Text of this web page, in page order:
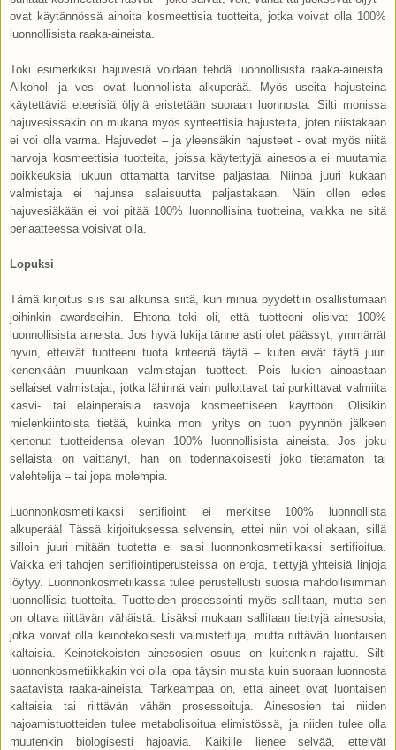
ovat käytännössä ainoita kosmeettisia tuotteita, jotka voivat olla 100%
luonnollisista raaka-aineista.
Toki esimerkiksi hajuvesiä voidaan tehdä luonnollisista raaka-aineista.
Alkoholi ja vesi ovat luonnollista alkuperää. Myös useita hajusteina
käytettäviä eteerisiä öljyjä eristetään suoraan luonnosta. Silti monissa
hajuvesissäkin on mukana myös synteettisiä hajusteita, joten niistäkään
ei voi olla varma. Hajuvedet – ja yleensäkin hajusteet - ovat myös niitä
harvoja kosmeettisia tuotteita, joissa käytettyjä ainesosia ei muutamia
poikkeuksia lukuun ottamatta tarvitse paljastaa. Niinpä juuri kukaan
valmistaja ei hajunsa salaisuutta paljastakaan. Näin ollen edes
hajuvesiäkään ei voi pitää 100% luonnollisina tuotteina, vaikka ne sitä
periaatteessa voisivat olla.
Lopuksi
Tämä kirjoitus siis sai alkunsa siitä, kun minua pyydettiin osallistumaan
joihinkin awardseihin. Ehtona toki oli, että tuotteeni olisivat 100%
luonnollisista aineista. Jos hyvä lukija tänne asti olet päässyt, ymmärrät
hyvin, etteivät tuotteeni tuota kriteeriä täytä – kuten eivät täytä juuri
kenenkään muunkaan valmistajan tuotteet. Pois lukien ainoastaan
sellaiset valmistajat, jotka lähinnä vain pullottavat tai purkittavat valmiita
kasvi- tai eläinperäisiä rasvoja kosmeettiseen käyttöön. Olisikin
mielenkiintoista tietää, kuinka moni yritys on tuon pyynnön jälkeen
kertonut tuotteidensa olevan 100% luonnollisista aineista. Jos joku
sellaista on väittänyt, hän on todennäköisesti joko tietämätön tai
valehtelija – tai jopa molempia.
Luonnonkosmetiikaksi sertifiointi ei merkitse 100% luonnollista
alkuperää! Tässä kirjoituksessa selvensin, ettei niin voi ollakaan, sillä
silloin juuri mitään tuotetta ei saisi luonnonkosmetiikaksi sertifioitua.
Vaikka eri tahojen sertifiointiperusteissa on eroja, tiettyjä yhteisiä linjoja
löytyy. Luonnonkosmetiikassa tulee perustellusti suosia mahdollisimman
luonnollisia tuotteita. Tuotteiden prosessointi myös sallitaan, mutta sen
on oltava riittävän vähäistä. Lisäksi mukaan sallitaan tiettyjä ainesosia,
jotka voivat olla keinotekoisesti valmistettuja, mutta riittävän luontaisen
kaltaisia. Keinotekoisten ainesosien osuus on kuitenkin rajattu. Silti
luonnonkosmetiikkakin voi olla jopa täysin muista kuin suoraan luonnosta
saatavista raaka-aineista. Tärkeämpää on, että aineet ovat luontaisen
kaltaisia tai riittävän vähän prosessoituja. Ainesosien tai niiden
hajoamistuotteiden tulee metabolisoitua elimistössä, ja niiden tulee olla
muutenkin biologisesti hajoavia. Kaikille lienee selvää, etteivät